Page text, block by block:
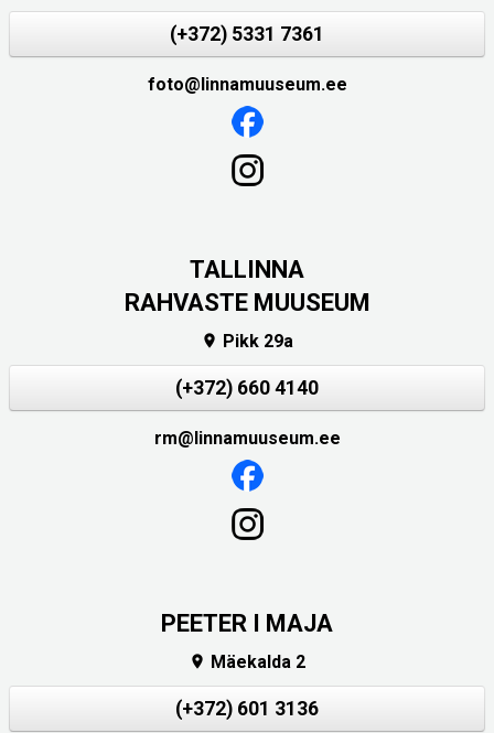
(+372) 5331 7361
foto@linnamuuseum.ee
TALLINNA
RAHVASTE MUUSEUM
 Pikk 29a
(+372) 660 4140
rm@linnamuuseum.ee
PEETER I MAJA
 Mäekalda 2
(+372) 601 3136